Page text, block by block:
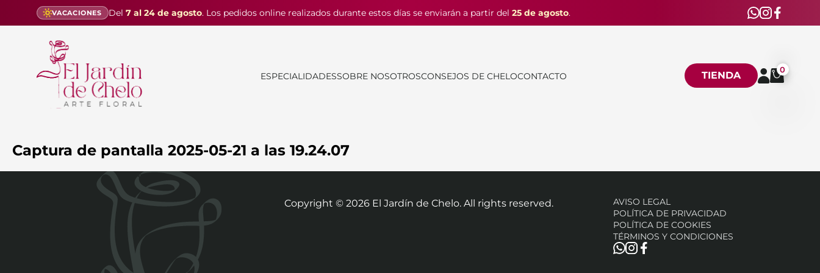
VACACIONES Del 7 al 24 de agosto. Los pedidos online realizados durante estos días se enviarán a partir del 25 de agosto.
ESPECIALIDADESSOBRE NOSOTROSCONSEJOS DE CHELOCONTACTO TIENDA 0
Captura de pantalla 2025-05-21 a las 19.24.07
Copyright © 2026El Jardín de Chelo. All rights reserved.
AVISO LEGAL
POLÍTICA DE PRIVACIDAD
POLÍTICA DE COOKIES
TÉRMINOS Y CONDICIONES